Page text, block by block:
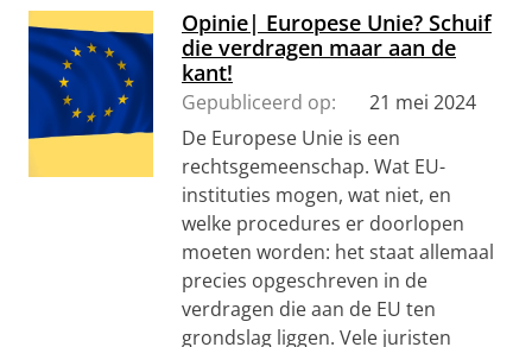
Opinie| Europese Unie? Schuif
die verdragen maar aan de
kant!
Gepubliceerd op:
21 mei 2024
De Europese Unie is een
rechtsgemeenschap. Wat EU-
instituties mogen, wat niet, en
welke procedures er doorlopen
moeten worden: het staat allemaal
precies opgeschreven in de
verdragen die aan de EU ten
grondslag liggen. Vele juristen